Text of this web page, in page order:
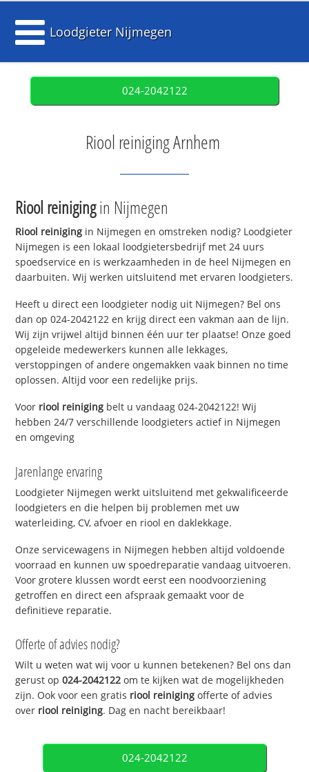
Loodgieter Nijmegen
024-2042122
Riool reiniging Arnhem
Riool reinigingin Nijmegen
Riool reiniging in Nijmegen en omstreken nodig? Loodgieter
Nijmegen is een lokaal loodgietersbedrijf met 24 uurs
spoedservice en is werkzaamheden in de heel Nijmegen en
daarbuiten. Wij werken uitsluitend met ervaren loodgieters.
Heeft u direct een loodgieter nodig uit Nijmegen? Bel ons
dan op 024-2042122 en krijg direct een vakman aan de lijn.
Wij zijn vrijwel altijd binnen één uur ter plaatse! Onze goed
opgeleide medewerkers kunnen alle lekkages,
verstoppingen of andere ongemakken vaak binnen no time
oplossen. Altijd voor een redelijke prijs.
Voor riool reiniging belt u vandaag 024-2042122! Wij
hebben 24/7 verschillende loodgieters actief in Nijmegen
en omgeving
Jarenlange ervaring
Loodgieter Nijmegen werkt uitsluitend met gekwalificeerde
loodgieters en die helpen bij problemen met uw
waterleiding, CV, afvoer en riool en daklekkage.
Onze servicewagens in Nijmegen hebben altijd voldoende
voorraad en kunnen uw spoedreparatie vandaag uitvoeren.
Voor grotere klussen wordt eerst een noodvoorziening
getroffen en direct een afspraak gemaakt voor de
definitieve reparatie.
Offerte of advies nodig?
Wilt u weten wat wij voor u kunnen betekenen? Bel ons dan
gerust op024-2042122 om te kijken wat de mogelijkheden
zijn. Ook voor een gratis riool reiniging offerte of advies
over riool reiniging. Dag en nacht bereikbaar!
024-2042122